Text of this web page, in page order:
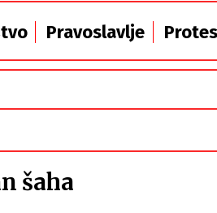
Pravoslavlje
šaha